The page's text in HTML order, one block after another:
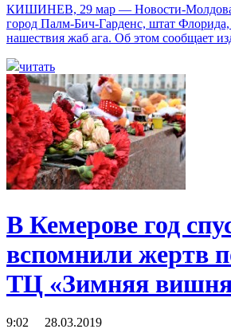
КИШИНЕВ, 29 мар — Новости-
город Палм-Бич-Гарденс, штат Флорида,
нашествия жаб ага. Об этом сообщает
читать
В Кемеровe год
вспомнили жертв
ТЦ «Зимняя
9:02 28.03.2019